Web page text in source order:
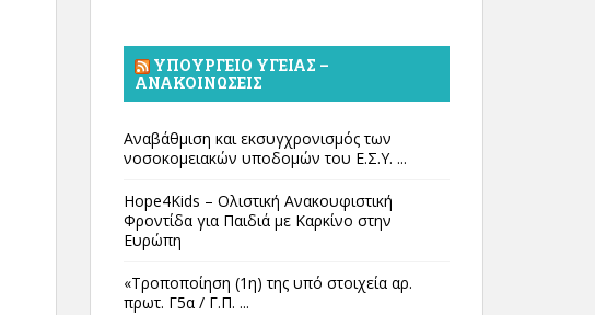
ΥΠΟΥΡΓΕΊΟ ΥΓΕΊΑΣ –
ΑΝΑΚΟΙΝΏΣΕΙΣ
Αναβάθμιση και εκσυγχρονισμός των
νοσοκομειακών υποδομών του Ε.Σ.Υ. ...
Hope4Kids – Ολιστική Ανακουφιστική
Φροντίδα για Παιδιά με Καρκίνο στην
Ευρώπη
«Τροποποίηση (1η) της υπό στοιχεία αρ.
πρωτ. Γ5α / Γ.Π. ...